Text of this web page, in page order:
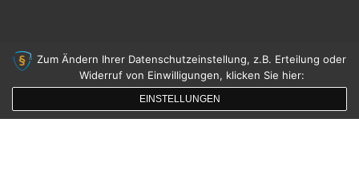
© 2021 FIM
gemacht mit von innDesign
Zum Ändern Ihrer Datenschutzeinstellung, z.B. Erteilung oder
Widerruf von Einwilligungen, klicken Sie hier:
EINSTELLUNGEN